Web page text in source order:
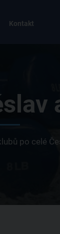
Kontakt
po celé